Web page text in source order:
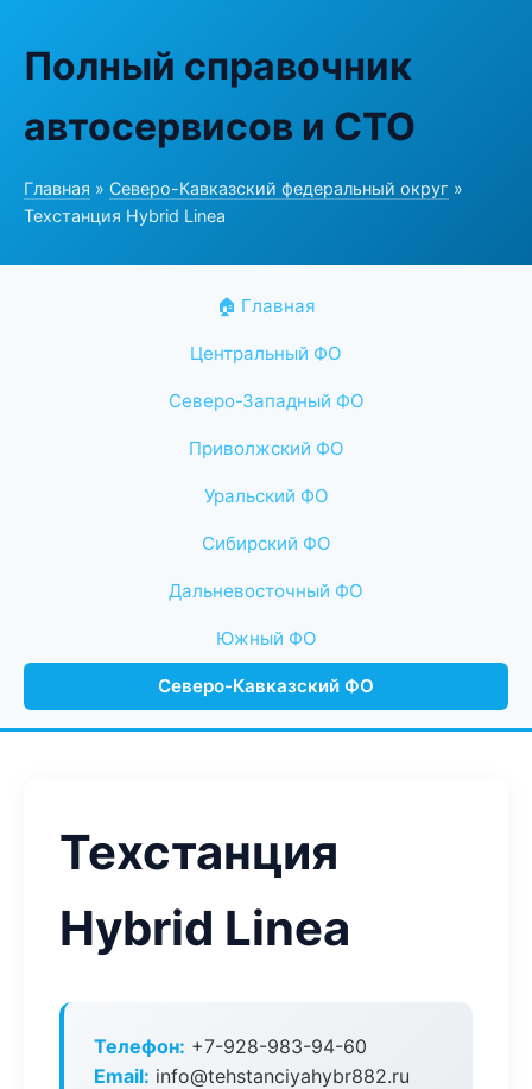
Полный справочник
автосервисов и СТО
Главная » Северо-Кавказский федеральный округ »
Техстанция Hybrid Linea
🏠 Главная
Центральный ФО
Северо-Западный ФО
Приволжский ФО
Уральский ФО
Сибирский ФО
Дальневосточный ФО
Южный ФО
Северо-Кавказский ФО
Техстанция
Hybrid Linea
Телефон: +7-928-983-94-60
Email: info@tehstanciyahybr882.ru